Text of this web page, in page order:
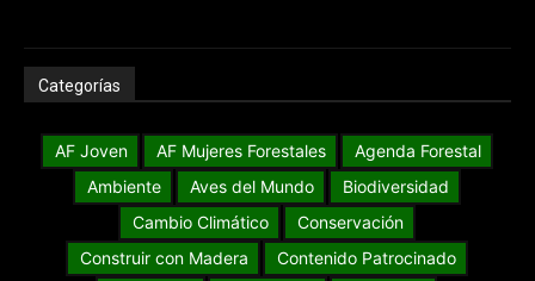
Categorías
AF Joven AF Mujeres Forestales
Agenda Forestal
Ambiente
Aves del Mundo
Biodiversidad
Cambio Climático
Conservación
Construir con Madera
Contenido Patrocinado